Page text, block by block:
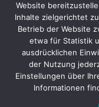
Copyright ©
Website
Inhalte zielgerichtet
Betrieb der Website
etwa für Statistik
ausdrücklichen
der Nutzung
Einstellungen über
Informationen